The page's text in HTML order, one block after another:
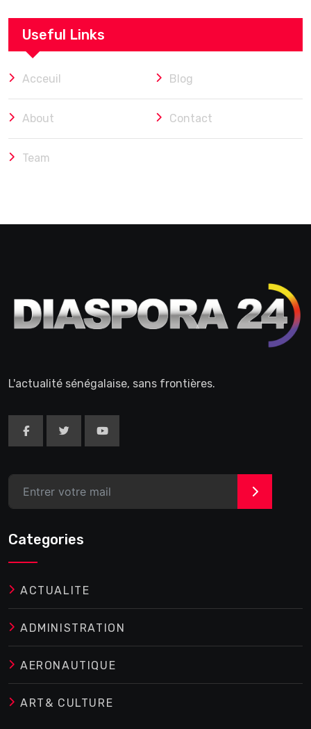
Useful Links
Acceuil Blog
About Contact
Team
L'actualité sénégalaise, sans frontières.
>
Categories
ACTUALITE
ADMINISTRATION
AERONAUTIQUE
ART& CULTURE